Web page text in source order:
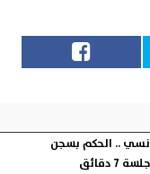
.. الحكم بسجن